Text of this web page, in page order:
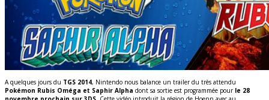
A quelques jours du TGS 2014, Nintendo nous balance un trailer du très attendu
Pokémon Rubis Oméga et Saphir Alpha dont sa sortie est programmée pour le 28